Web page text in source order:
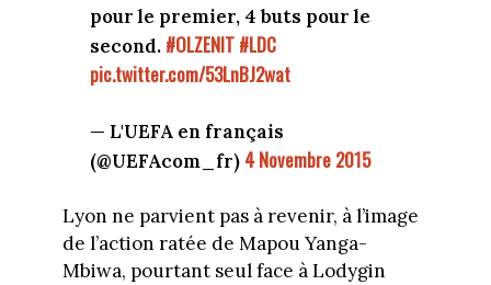
pour le premier, 4 buts pour le
second. #OLZENIT #LDC
pic.twitter.com/53LnBJ2wat
— L'UEFA en français
(@UEFAcom_fr) 4 Novembre 2015
Lyon ne parvient pas à revenir, à l’image
de l’action ratée de Mapou Yanga-
Mbiwa, pourtant seul face à Lodygin